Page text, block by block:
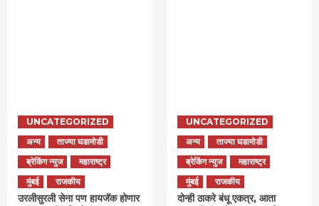
UNCATEGORIZED
अन्य
ताज्या घडामोडी
ब्रेकिंग न्युज
महाराष्ट्र
मुंबई
राजकीय
उरलीसुरली सेना पण हायजॅक होणार
UNCATEGORIZED
अन्य
ताज्या घडामोडी
ब्रेकिंग न्युज
महाराष्ट्र
मुंबई
राजकीय
दोन्ही ठाकरे बंधू एकत्र, आता